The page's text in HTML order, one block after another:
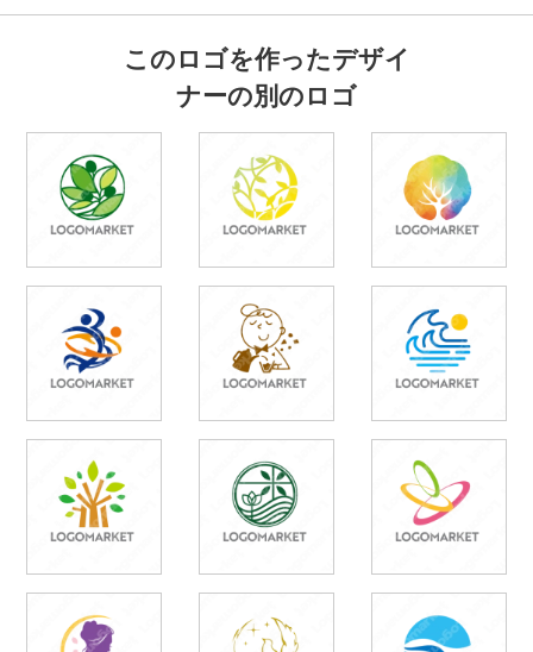
このロゴを作ったデザイ
ナーの別のロゴ